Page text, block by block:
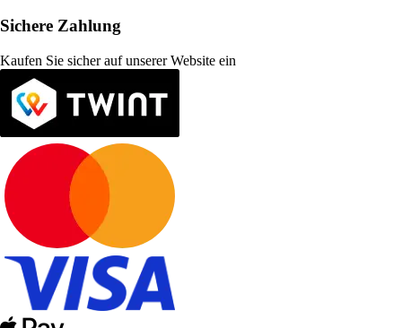
Sichere Zahlung
Kaufen Sie sicher auf unserer Website ein